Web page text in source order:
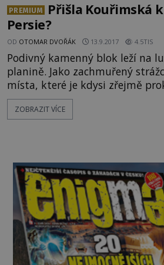
PREMIUM
Přišla Kouřimská
Persie?
OD OTOMAR DVOŘÁK 13.9.2017 4.5TIS
Podivný kamenný blok leží na
planině. Jako zachmuřený
místa, které je kdysi zřejmě
tabu změnilo jednou provždy
Přicházíme na místo, dnes
stálo
ZOBRAZIT VÍCE